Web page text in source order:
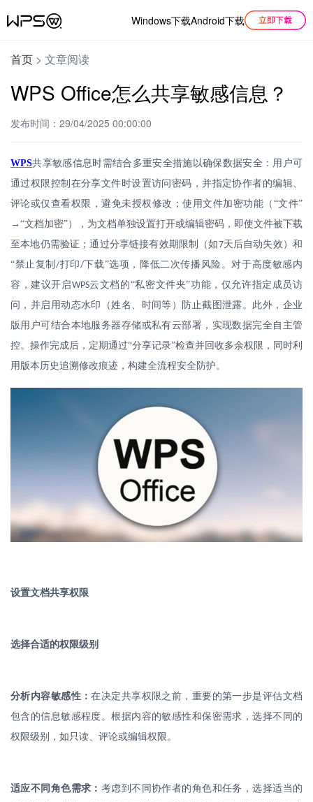
Windows下载Android下载
首页 > 文章阅读
WPS Office怎么共享敏感信息？
发布时间：29/04/2025 00:00:00
WPS共享敏感信息时需结合多重安全措施以确保数据安全：用户可
通过权限控制在分享文件时设置访问密码，并指定协作者的编辑、
评论或仅查看权限，避免未授权修改；使用文件加密功能（ “文件”
→“文档加密”），为文档单独设置打开或编辑密码，即使文件被下载
至本地仍需验证；通过分享链接有效期限制（如7天后自动失效）和
“禁止复制 /打印/下载”选项，降低二次传播风险。对于高度敏感内
容，建议开启WPS云文档的“私密文件夹”功能，仅允许指定成员访
问，并启用动态水印（姓名、时间等）防止截图泄露。此外，企业
版用户可结合本地服务器存储或私有云部署，实现数据完全自主管
控。操作完成后，定期通过“分享记录”检查并回收多余权限，同时利
用版本历史追溯修改痕迹，构建全流程安全防护。
设置文档共享权限
选择合适的权限级别
分析内容敏感性：在决定共享权限之前，重要的第一步是评估文档
包含的信息敏感程度。根据内容的敏感性和保密需求，选择不同的
权限级别，如只读、评论或编辑权限。
适应不同角色需求： 考虑到不同协作者的角色和任务，选择适当的